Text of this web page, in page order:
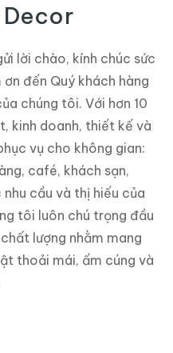
lời chào, kính chúc sức
đến Quý khách hàng
chúng tôi. Với hơn 10
kinh doanh, thiết kế và
vụ cho không gian:
café, khách sạn,
cầu và thị hiếu của
tôi luôn chú trọng đầu
lượng nhằm mang
thoải mái, ấm cúng và